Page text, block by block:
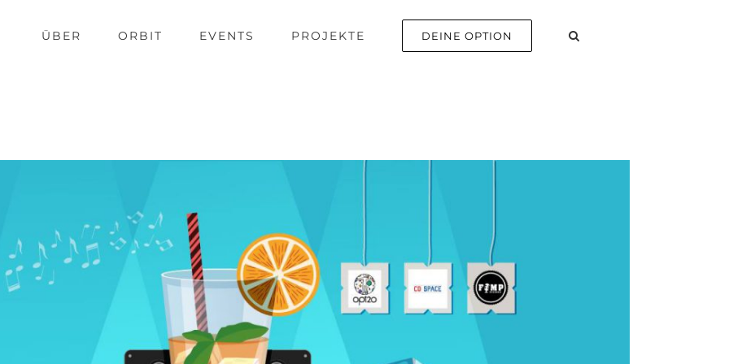
ÜBER ORBIT EVENTS PROJEKTE DEINE OPTION